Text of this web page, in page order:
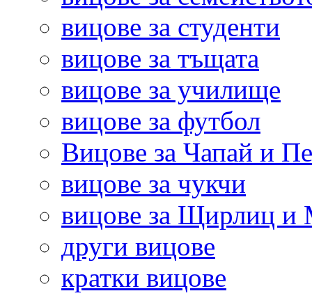
вицове за студенти
вицове за тъщата
вицове за училище
вицове за футбол
Вицове за Чапай и
вицове за чукчи
вицове за Щирлиц
други вицове
кратки вицове